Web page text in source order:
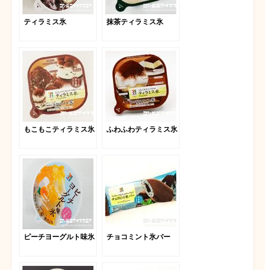
ティラミス氷 抹茶ティラミス氷
もこもこティラミス氷 ふわふわティラミス氷
ピーチヨーグルト味氷 チョコミント氷バー